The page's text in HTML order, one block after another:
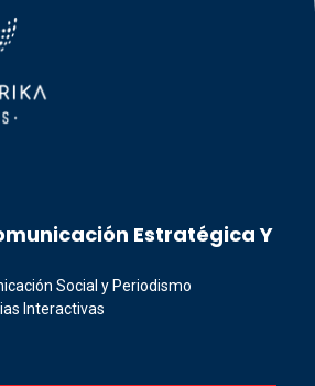
Estratégica Y
Social y Periodismo
Interactivas